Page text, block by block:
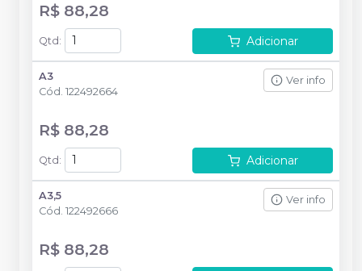
R$ 88,28
Qtd : Adicionar
A3
Cód. 122492664
Ver info
R$ 88,28
Qtd : Adicionar
A3,5
Cód. 122492666
Ver info
R$ 88,28